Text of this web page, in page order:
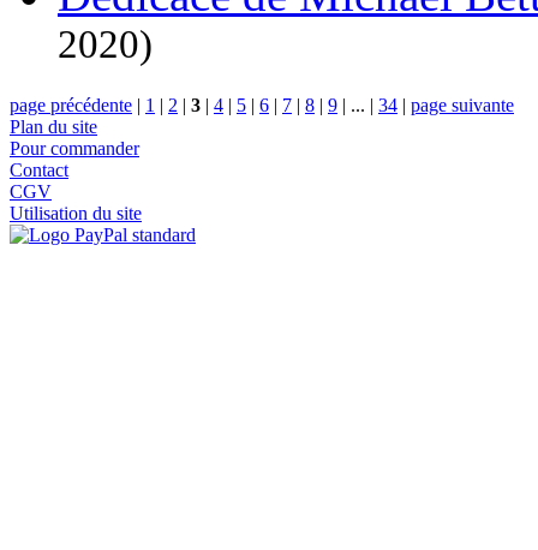
2020)
page précédente | 1 | 2 | 3 | 4 | 5 | 6 | 7 | 8 | 9 | ... | 34 | page suivante
Plan du site
Pour commander
Contact
CGV
Utilisation du site